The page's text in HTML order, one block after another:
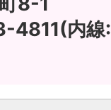
4811(内